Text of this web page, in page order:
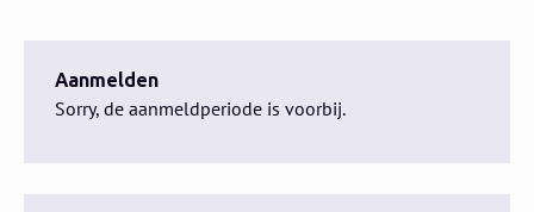
Aanmelden
Sorry, de aanmeldperiode is voorbij.